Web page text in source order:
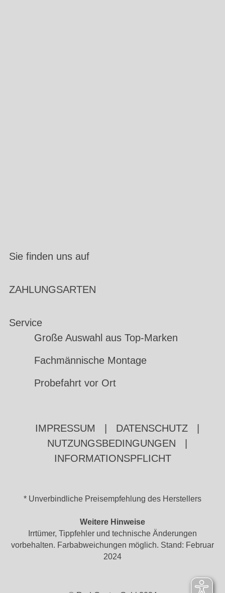
Sie finden uns auf
ZAHLUNGSARTEN
Service
Große Auswahl aus Top-Marken
Fachmännische Montage
Probefahrt vor Ort
IMPRESSUM DATENSCHUTZ
NUTZUNGSBEDINGUNGEN
INFORMATIONSPFLICHT
* Unverbindliche Preisempfehlung des Herstellers
Weitere Hinweise
Irrtümer, Tippfehler und technische Änderungen
vorbehalten. Farbabweichungen möglich. Stand: Februar
2024